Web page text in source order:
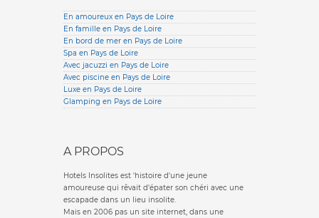
En amoureux en Pays de Loire
En famille en Pays de Loire
En bord de mer en Pays de Loire
Spa en Pays de Loire
Avec jacuzzi en Pays de Loire
Avec piscine en Pays de Loire
Luxe en Pays de Loire
Glamping en Pays de Loire
A PROPOS
Hotels Insolites est 'histoire d'une jeune
amoureuse qui rêvait d'épater son chéri avec une
escapade dans un lieu insolite.
Mais en 2006 pas un site internet, dans une